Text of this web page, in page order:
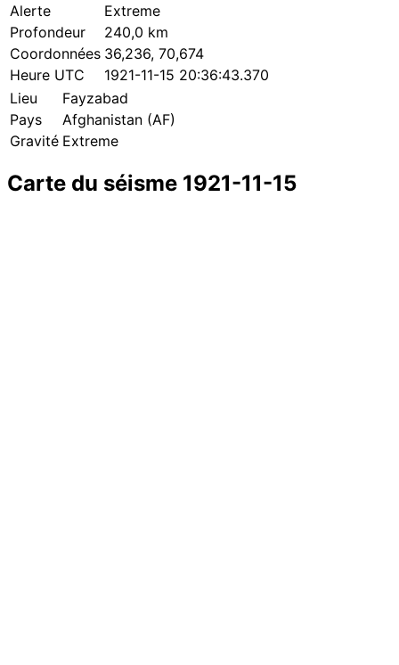
Alerte
Extreme
Profondeur
240,0 km
Coordonnées 36,236, 70,674
Heure UTC
1921-11-15 20:36:43.370
Lieu
Fayzabad
Pays
Afghanistan (AF)
Gravité Extreme
Carte du séisme 1921-11-15